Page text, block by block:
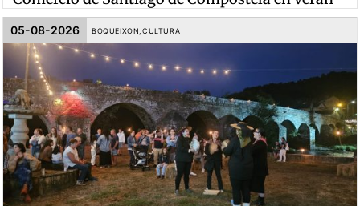
05-08-2026 BOQUEIXON ,CULTURA